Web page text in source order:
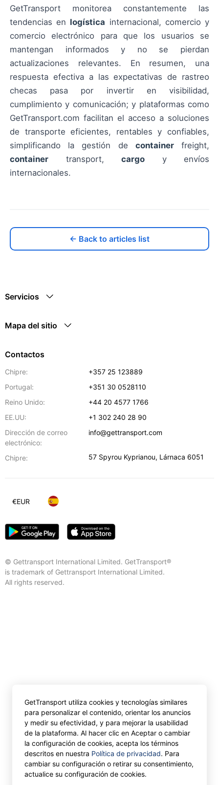
GetTransport monitorea constantemente las
tendencias en logística internacional, comercio y
comercio electrónico para que los usuarios se
mantengan informados y no se pierdan
actualizaciones relevantes. En resumen, una
respuesta efectiva a las expectativas de rastreo
checas pasa por invertir en visibilidad,
cumplimiento y comunicación; y plataformas como
GetTransport.com facilitan el acceso a soluciones
de transporte eficientes, rentables y confiables,
simplificando la gestión de containerfreight,
container transport, cargo y envíos
internacionales.
← Back to articles list
Servicios
Mapa del sitio
Contactos
Chipre:
+357 25 123889
Portugal:
+351 30 0528110
Reino Unido:
+44 20 4577 1766
EE.UU:
+1 302 240 28 90
Dirección de correo
electrónico:
info@gettransport.com
Chipre: 57 Spyrou Kyprianou, Lárnaca 6051
© Gettransport International Limited. GetTransport®
is trademark of Gettransport International Limited.
All rights reserved.
€EUR
GetTransport utiliza cookies y tecnologías similares
para personalizar el contenido, orientar los anuncios
y medir su efectividad, y para mejorar la usabilidad
de la plataforma. Al hacer clic en Aceptar o cambiar
la configuración de cookies, acepta los términos
descritos en nuestra Política de privacidad. Para
cambiar su configuración o retirar su consentimiento,
actualice su configuración de cookies.